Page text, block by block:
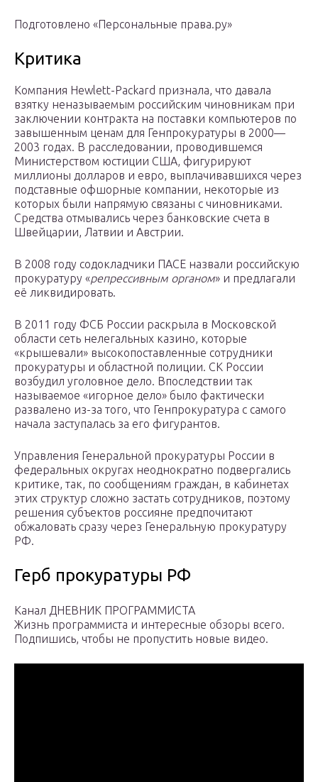
Подготовлено «Персональные права.ру»
Критика
Компания Hewlett-Packard признала, что давала
взятку неназываемым российским чиновникам при
заключении контракта на поставки компьютеров по
завышенным ценам для Генпрокуратуры в 2000—
2003 годах. В расследовании, проводившемся
Министерством юстиции США, фигурируют
миллионы долларов и евро, выплачивавшихся через
подставные офшорные компании, некоторые из
которых были напрямую связаны с чиновниками.
Средства отмывались через банковские счета в
Швейцарии, Латвии и Австрии.
В 2008 году содокладчики ПАСЕ назвали российскую
прокуратуру «репрессивным органом» и предлагали
её ликвидировать.
В 2011 году ФСБ России раскрыла в Московской
области сеть нелегальных казино, которые
«крышевали» высокопоставленные сотрудники
прокуратуры и областной полиции. СК России
возбудил уголовное дело. Впоследствии так
называемое «игорное дело» было фактически
развалено из-за того, что Генпрокуратура с самого
начала заступалась за его фигурантов.
Управления Генеральной прокуратуры России в
федеральных округах неоднократно подвергались
критике, так, по сообщениям граждан, в кабинетах
этих структур сложно застать сотрудников, поэтому
решения субъектов россияне предпочитают
обжаловать сразу через Генеральную прокуратуру
РФ.
Герб прокуратуры РФ
Канал ДНЕВНИК ПРОГРАММИСТА
Жизнь программиста и интересные обзоры всего.
Подпишись, чтобы не пропустить новые видео.